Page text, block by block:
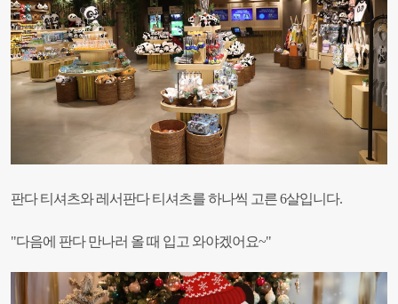
판다 티셔츠와 레서판다 티셔츠를 하나씩 고른 6살입니다.
"다음에 판다 만나러 올 때 입고 와야겠어요~"